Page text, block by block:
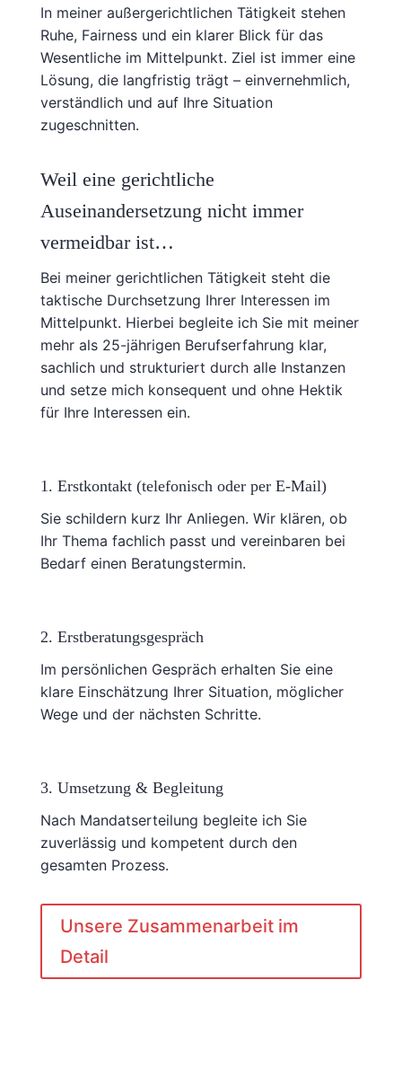
In meiner außergerichtlichen Tätigkeit stehen
Ruhe, Fairness und ein klarer Blick für das
Wesentliche im Mittelpunkt. Ziel ist immer eine
Lösung, die langfristig trägt – einvernehmlich,
verständlich und auf Ihre Situation
zugeschnitten.
Weil eine gerichtliche
Auseinandersetzung nicht immer
vermeidbar ist…
Bei meiner gerichtlichen Tätigkeit steht die
taktische Durchsetzung Ihrer Interessen im
Mittelpunkt. Hierbei begleite ich Sie mit meiner
mehr als 25-jährigen Berufserfahrung klar,
sachlich und strukturiert durch alle Instanzen
und setze mich konsequent und ohne Hektik
für Ihre Interessen ein.
1. Erstkontakt (telefonisch oder per E-Mail)
Sie schildern kurz Ihr Anliegen. Wir klären, ob
Ihr Thema fachlich passt und vereinbaren bei
Bedarf einen Beratungstermin.
2. Erstberatungsgespräch
Im persönlichen Gespräch erhalten Sie eine
klare Einschätzung Ihrer Situation, möglicher
Wege und der nächsten Schritte.
3. Umsetzung & Begleitung
Nach Mandatserteilung begleite ich Sie
zuverlässig und kompetent durch den
gesamten Prozess.
Unsere Zusammenarbeit im
Detail